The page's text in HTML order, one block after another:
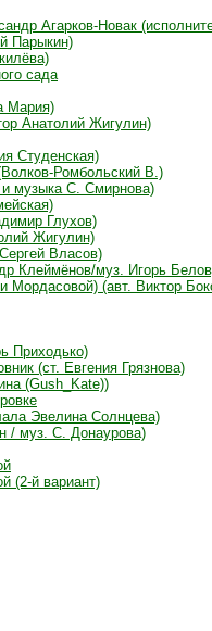
Агарков-Новак
Парыкин)
сада
Мария)
Анатолий Жигулин)
Студенская)
Ромбольский В.)
музыка С. Смирнова)
Глухов)
Жигулин)
Власов)
Клеймёнов/муз. Игорь
Мордасовой) (авт. Виктор
Приходько)
(ст. Евгения Грязнова)
(Gush_Kate))
Эвелина Солнцева)
/ муз. С. Донаурова)
(2-й вариант)